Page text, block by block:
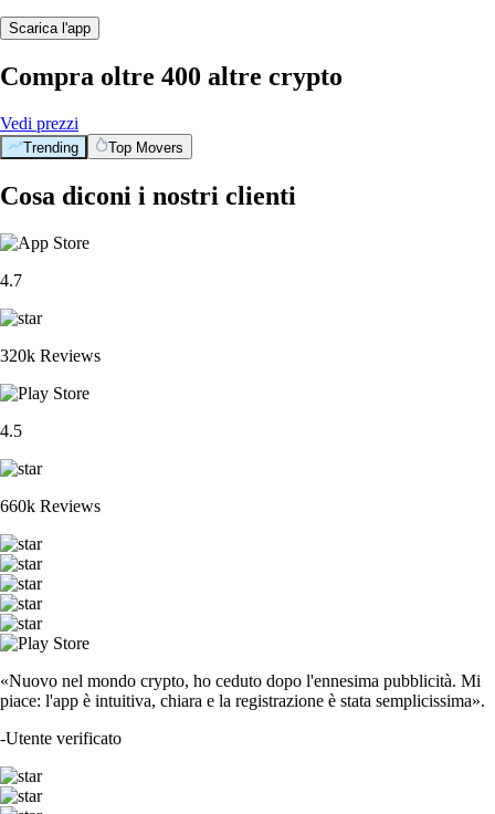
Scarica l'app
Compra oltre 400 altre crypto
Vedi prezzi
Trending Top Movers
Cosa diconi i nostri clienti
4.7
320k Reviews
4.5
660k Reviews
«Nuovo nel mondo crypto, ho ceduto dopo l'ennesima pubblicità. Mi
piace: l'app è intuitiva, chiara e la registrazione è stata semplicissima».
-Utente verificato